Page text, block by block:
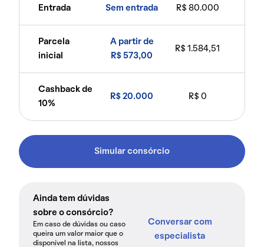
Entrada Sem entrada R$ 80.000
Parcela
inicial
A partir de
R$ 573,00
R$ 1.584,51
Cashback de
10%
R$ 20.000 R$ 0
Simular consórcio
Ainda tem dúvidas
sobre o consórcio?
Em caso de dúvidas ou caso
queira um valor maior que o
disponível na lista, nossos
Conversar com
especialista